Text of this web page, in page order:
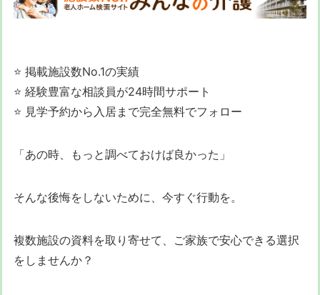
⭐ 掲載施設数No.1の実績
⭐ 経験豊富な相談員が24時間サポート
⭐ 見学予約から入居まで完全無料でフォロー
「あの時、もっと調べておけば良かった」
そんな後悔をしないために、今すぐ行動を。
複数施設の資料を取り寄せて、ご家族で安心できる選択
をしませんか？